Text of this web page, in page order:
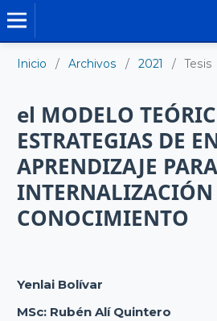
Inicio / Archivos / 2021 / Tesis
el MODELO
ESTRATEGIAS DE
APRENDIZAJE
INTERNALIZACIÓN
CONOCIMIENTO
Yenlai Bolívar
MSc: Rubén Alí Quintero